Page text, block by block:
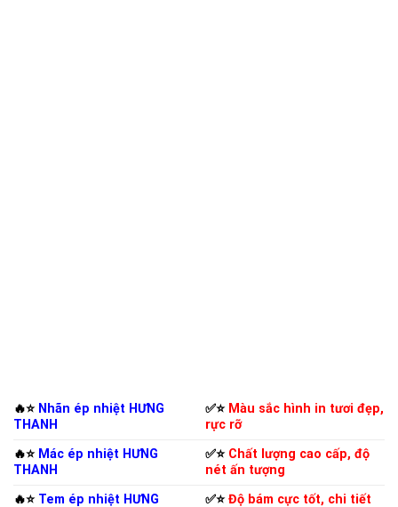
🔥⭐️ Nhãn ép nhiệt HƯNG
THANH
✅⭐️ Màu sắc hình in tươi đẹp,
rực rỡ
🔥⭐️ Mác ép nhiệt HƯNG
THANH
✅⭐️ Chất lượng cao cấp, độ
nét ấn tượng
🔥⭐️ Tem ép nhiệt HƯNG ✅⭐️Độ bám cực tốt, chi tiết